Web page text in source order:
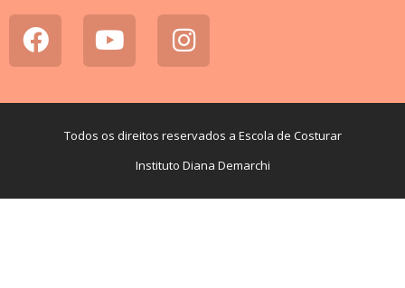
Todos os direitos reservados a Escola de Costurar
Instituto Diana Demarchi